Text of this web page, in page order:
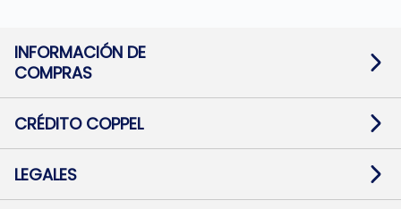
INFORMACIÓN DE
COMPRAS
Términos y condiciones
Botón de arrepentimiento
Mapa de sitio
CRÉDITO COPPEL
Solicitar Crédito
Medios de Pago
Pago Fácil Online
LEGALES